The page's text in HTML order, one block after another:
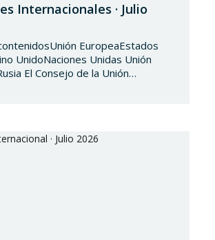
Internacionales · Julio
EuropeaEstados
UnidoNaciones Unidas Unión
El Consejo de la Unión
relativo a la adopción de